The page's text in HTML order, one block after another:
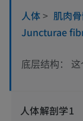
人体> 肌肉
Juncturae
底层结构：
人体解剖学1